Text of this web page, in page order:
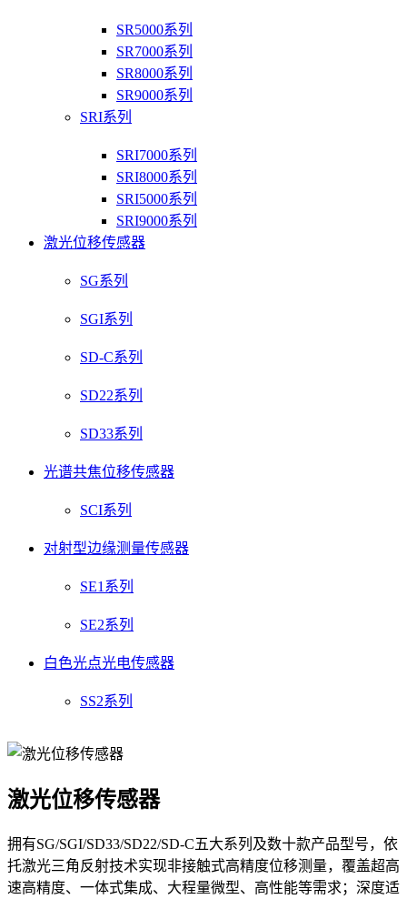
SR5000系列
SR7000系列
SR8000系列
SR9000系列
SRI系列
SRI7000系列
SRI8000系列
SRI5000系列
SRI9000系列
激光位移传感器
SG系列
SGI系列
SD-C系列
SD22系列
SD33系列
光谱共焦位移传感器
SCI系列
对射型边缘测量传感器
SE1系列
SE2系列
白色光点光电传感器
SS2系列
激光位移传感器
拥有SG/SGI/SD33/SD22/SD-C五大系列及数十款产品型号，依
托激光三角反射技术实现非接触式高精度位移测量，覆盖超高
速高精度、一体式集成、大程量微型、高性能等需求；深度适